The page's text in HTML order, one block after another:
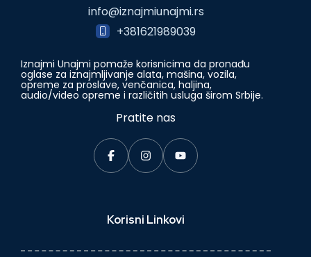
info@iznajmiunajmi.rs
+381621989039
Iznajmi Unajmi pomaže korisnicima da pronađu
oglase za iznajmljivanje alata, mašina, vozila,
opreme za proslave, venčanica, haljina,
audio/video opreme i različitih usluga širom Srbije.
Pratite nas
Korisni Linkovi